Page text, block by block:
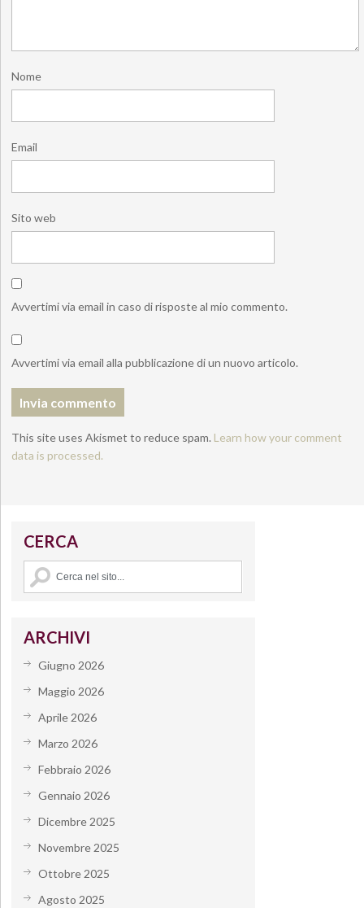
Nome
Email
Sito web
Avvertimi via email in caso di risposte al mio commento.
Avvertimi via email alla pubblicazione di un nuovo articolo.
This site uses Akismet to reduce spam. Learn how your comment
data is processed.
CERCA
ARCHIVI
Giugno 2026
Maggio 2026
Aprile 2026
Marzo 2026
Febbraio 2026
Gennaio 2026
Dicembre 2025
Novembre 2025
Ottobre 2025
Agosto 2025